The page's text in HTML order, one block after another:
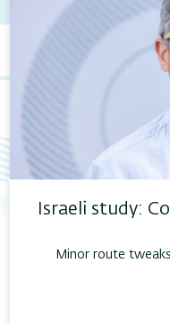
Israeli study:
Minor route